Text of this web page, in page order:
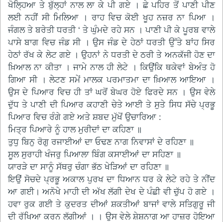
ਖੋਲ੍ਹਿਆ ਤੇ ਬੁੱਲ੍ਹਾਂ ਨਾਲ ਲਾ ਕੇ ਪੀ ਗਏ । ਛੇ ਪਹਿਰ ਤੋਂ ਪਾਣੀ ਪੀਣ
ਲਈ ਨਹੀਂ ਸੀ ਮਿਲਿਆ । ਰਾਹ ਵਿਚ ਕੋਈ ਖੂਹ ਨਜ਼ਰ ਨਾ ਪਿਆ ।
ਜੰਗਲ ਤੇ ਬਰੇਤੀ ਧਰਤੀ ‘ ਤੇ ਘੁੰਮਦੇ ਰਹੇ ਸਨ । ਪਾਣੀ ਪੀ ਕੇ ਪੂਰਬ ਵਾਲੇ
ਪਾਸੇ ਬਾਗ ਵਿਚ ਜੰਡ ਸੀ । ਉਸ ਜੰਡ ਦੇ ਹੇਠਾਂ ਧਰਤੀ ਉੱਤੇ ਬਾਂਹ ਸਿਰ
ਹੇਠਾਂ ਰੱਖ ਕੇ ਲੇਟ ਗਏ । ਉਹਨਾਂ ਨੇ ਧਰਤੀ ਦੇ ਠਰੀ ਤੇ ਅਨਕੱਜੀ ਹੋਣ ਦਾ
ਖ਼ਿਆਲ ਨਾ ਕੀਤਾ । ਜਾਮੇ ਨਾਲ ਹੀ ਲੇਟੇ । ਕਿਉਂਕਿ ਥਕੇਵਾਂ ਬੇਅੰਤ ਹੋ
ਗਿਆ ਸੀ । ਲੇਟਣ ਸਮੇਂ ਮਾਲਕ ਪਰਮਾਤਮਾ ਦਾ ਖ਼ਿਆਲ ਆਇਆ ।
ਉਸ ਦੇ ਪਿਆਰ ਵਿਚ ਹੀ ਤਾਂ ਘਰੋਂ ਬੇਘਰ ਹੋਏ ਫਿਰਦੇ ਸਨ । ਉਸ ਵੇਲੇ
ਦੁੱਧ ਤੇ ਪਾਣੀ ਦੀ ਪਿਆਰ ਕਹਾਣੀ ਚੇਤੇ ਆਈ ਤੇ ਸੁਤੇ ਸਿਧ ਸੱਚੇ ਪ੍ਰਭੂ
ਪਿਆਰ ਵਿਚ ਰੰਗੇ ਗਏ ਅਤੇ ਸ਼ਬਦ ਮੁੱਖੋਂ ਉਚਾਰਿਆ :
ਮਿਤ੍ਰ ਪਿਆਰੇ ਨੂੰ ਹਾਲ ਮੁਰੀਦਾਂ ਦਾ ਕਹਿਣਾ ॥
ਤੁਧੁ ਬਿਨੁ ਰੋਗੁ ਰਜਾਈਆਂ ਦਾ ਓਢਣ ਨਾਗ ਨਿਵਾਸਾਂ ਦੇ ਰਹਿਣਾ ॥
ਸੂਲ ਸੁਰਾਹੀ ਖੰਜਰੁ ਪਿਆਲਾ ਬਿੰਗ ਕਸਾਈਆਂ ਦਾ ਸਹਿਣਾ ॥
ਯਾਰੜੇ ਦਾ ਸਾਨੂੰ ਸੱਥਰੁ ਚੰਗਾ ਭੱਠ ਖੇੜਿਆਂ ਦਾ ਰਹਿਣਾ ॥
ਇਉਂ ਸੋਚਦੇ ਪ੍ਰਭੂ ਅਕਾਲ ਪੁਰਖ ਦਾ ਧਿਆਨ ਧਰ ਕੇ ਲੇਟੇ ਰਹੇ ਤੇ ਨੀਂਦ
ਆ ਗਈ। ਅਨੋਖੇ ਮਾਹੀ ਦੀ ਅੱਖ ਲੱਗੀ ਦੇਖ ਦੇ ਪੰਛੀ ਵੀ ਚੁੱਪ ਹੋ ਗਏ ।
ਹਵਾ ਰੁਕ ਗਈ ਤੇ ਕੁਦਰਤ ਦੀਆਂ ਸ਼ਕਤੀਆਂ ਬਾਜਾਂ ਵਾਲੇ ਸਤਿਗੁਰੂ ਜੀ
ਦੀ ਰੱਖਿਆ ਕਰਨ ਲੱਗੀਆਂ । । ਉਸ ਵੇਲੇ ਸ਼ੇਸ਼ਨਾਗ ਆ ਹਾਜ਼ਰ ਹੋਇਆ